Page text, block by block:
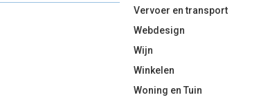
Vervoer en transport
Webdesign
Wijn
Winkelen
Woning en Tuin